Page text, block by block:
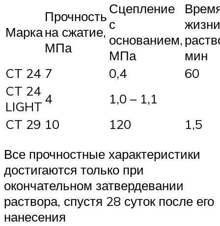
Марка
Прочность
на сжатие,
МПа
Сцепление
с
основанием,
МПа
жизни
мин
CT 24 7 0,4
60
CT 24
LIGHT 4
1,0 – 1,1
CT 29 10 120
1,5
Все прочностные характеристики
достигаются только при
окончательном затвердевании
раствора, спустя 28 суток после его
нанесения